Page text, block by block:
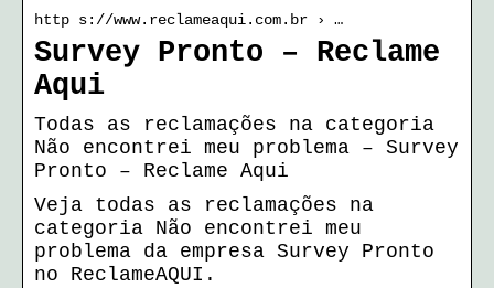
http s://www.reclameaqui.com.br › …
Survey Pronto – Reclame
Aqui
Todas as reclamações na categoria
Não encontrei meu problema – Survey
Pronto – Reclame Aqui
Veja todas as reclamações na
categoria Não encontrei meu
problema da empresa Survey Pronto
no ReclameAQUI.